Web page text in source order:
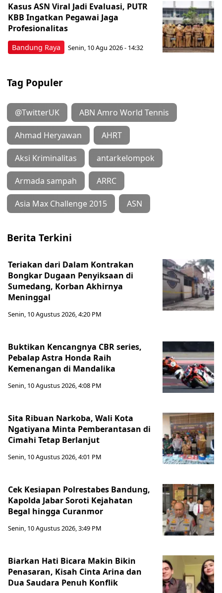
Bandung Raya
Kasus ASN Viral Jadi Evaluasi, PUTR
KBB Ingatkan Pegawai Jaga
Profesionalitas
Senin, 10 Agu 2026 - 14:32
Tag Populer
@TwitterUK ABN Amro World Tennis
Ahmad Heryawan AHRT
Aksi Kriminalitas antarkelompok
Armada sampah ARRC
Asia Max Challenge 2015 ASN
Berita Terkini
Teriakan dari Dalam Kontrakan
Bongkar Dugaan Penyiksaan di
Sumedang, Korban Akhirnya
Meninggal
Senin, 10 Agustus 2026, 4:20 PM
Buktikan Kencangnya CBR series,
Pebalap Astra Honda Raih
Kemenangan di Mandalika
Senin, 10 Agustus 2026, 4:08 PM
Sita Ribuan Narkoba, Wali Kota
Ngatiyana Minta Pemberantasan di
Cimahi Tetap Berlanjut
Senin, 10 Agustus 2026, 4:01 PM
Cek Kesiapan Polrestabes Bandung,
Kapolda Jabar Soroti Kejahatan
Begal hingga Curanmor
Senin, 10 Agustus 2026, 3:49 PM
Biarkan Hati Bicara Makin Bikin
Penasaran, Kisah Cinta Arina dan
Dua Saudara Penuh Konflik